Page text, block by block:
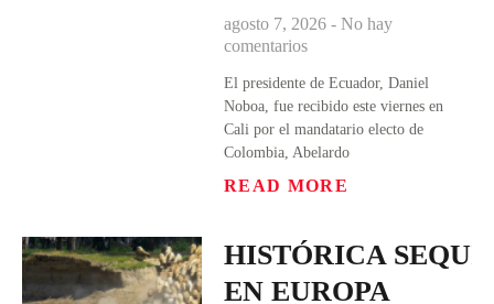
agosto 7, 2026 No hay
comentarios
El presidente de Ecuador, Daniel
Noboa, fue recibido este viernes en
Cali por el mandatario electo de
Colombia, Abelardo
READ MORE
HISTÓRICA
EN EUROPA